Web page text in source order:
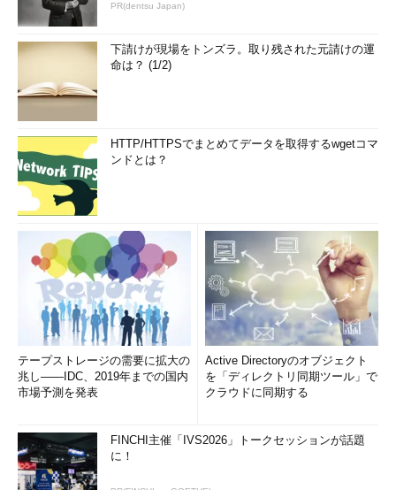
PR(dentsu Japan)
下請けが現場をトンズラ。取り残された元請けの運
命は？ (1/2)
HTTP/HTTPSでまとめてデータを取得するwgetコマ
ンドとは？
テープストレージの需要に拡大の
兆し――IDC、2019年までの国内
市場予測を発表
Active Directoryのオブジェクト
を「ディレクトリ同期ツール」で
クラウドに同期する
FINCHI主催「IVS2026」トークセッションが話題
に！